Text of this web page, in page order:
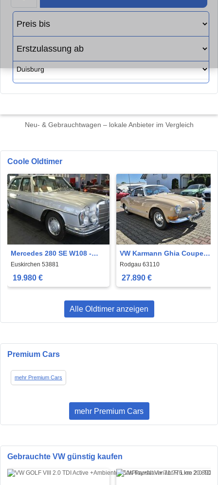
Neu- & Gebrauchtwagen – lokale Anbieter im Vergleich
Coole Oldtimer
Mercedes 280 SE W108 -
OLDTIMER
Euskirchen 53881
19.980 €
VW Karmann Ghia Coupe
schönes restauriertes
Coupe
Rodgau 63110
27.890 €
Alle Oldtimer anzeigen
Premium Cars
mehr Premium Cars
mehr Premium Cars
Gebrauchte VW günstig kaufen